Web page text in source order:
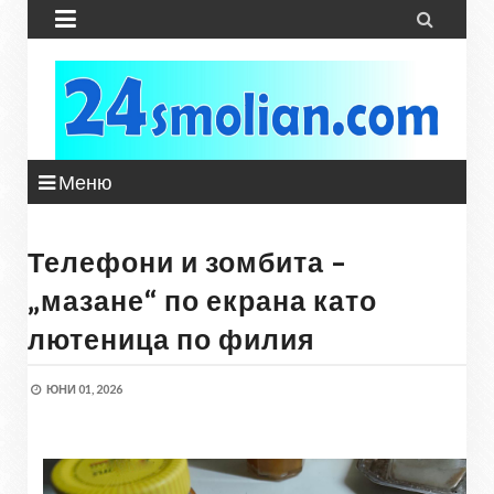
 
Меню
Телефони и зомбита –
„мазане“ по екрана като
лютеница по филия
ЮНИ 01, 2026